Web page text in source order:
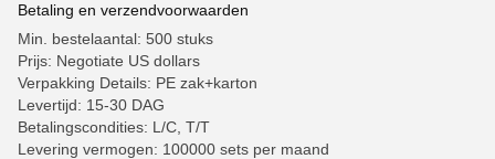
Betaling en verzendvoorwaarden
Min. bestelaantal: 500 stuks
Prijs: Negotiate US dollars
Verpakking Details: PE zak+karton
Levertijd: 15-30 DAG
Betalingscondities: L/C, T/T
Levering vermogen: 100000 sets per maand